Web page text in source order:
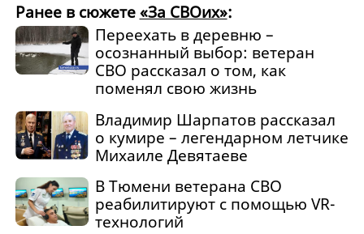
Ранее в сюжете«За СВОих»:
Переехать в деревню –
осознанный выбор: ветеран
СВО рассказал о том, как
поменял свою жизнь
Владимир Шарпатов рассказал
о кумире – легендарном летчике
Михаиле Девятаеве
В Тюмени ветерана СВО
реабилитируют с помощью VR-
технологий